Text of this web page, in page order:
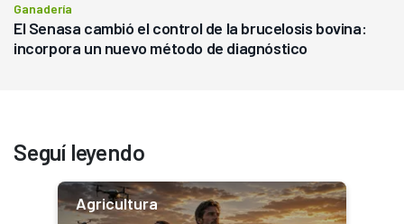
Ganadería
El Senasa cambió el control de la brucelosis bovina:
incorpora un nuevo método de diagnóstico
Seguí leyendo
Agricultura